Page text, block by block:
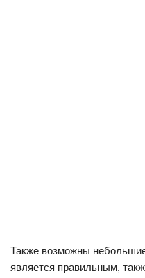
Также возможны
является правильным,